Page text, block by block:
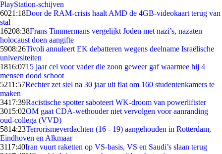
PlayStation-schijven
6021:18Door de RAM-crisis haalt AMD de 4GB-videokaart terug van
stal
16208:38Frans Timmermans vergelijkt Joden met nazi’s, nazaten
holocaust doen aangifte
5908:26Tivoli annuleert EK debatteren wegens deelname Israëlische
universiteiten
1816:0715 jaar cel voor vader die zoon geweer gaf waarmee hij 4
mensen dood schoot
5211:57Rechter zet stel na 30 jaar uit flat om 160 studentenkamers te
maken
3417:39Racistische spotter saboteert WK-droom van powerliftster
3015:02OM gaat CDA-wethouder niet vervolgen voor aanranding
oud-collega (VVD)
5814:23Terrorismeverdachten (16 - 19) aangehouden in Rotterdam,
Eindhoven en Alkmaar
3117:40Iran vuurt raketten op VS-basis, VS en Saudi’s slaan terug